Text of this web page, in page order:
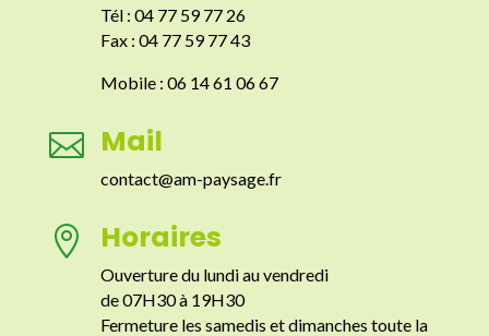
Tél : 04 77 59 77 26
Fax : 04 77 59 77 43
Mobile : 06 14 61 06 67
 Mail
contact@am-paysage.fr
 Horaires
Ouverture du lundi au vendredi
de 07H30 à 19H30
Fermeture les samedis et dimanches toute la